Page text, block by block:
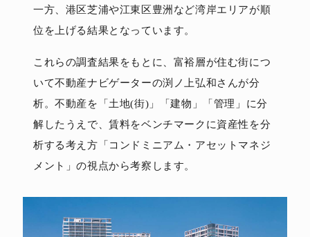
一方、港区芝浦や江東区豊洲など湾岸エリアが順
位を上げる結果となっています。
これらの調査結果をもとに、富裕層が住む街につ
いて不動産ナビゲーターの渕ノ上弘和さんが分
析。不動産を「土地(街)」「建物」「管理」に分
解したうえで、賃料をベンチマークに資産性を分
析する考え方「コンドミニアム・アセットマネジ
メント」の視点から考察します。